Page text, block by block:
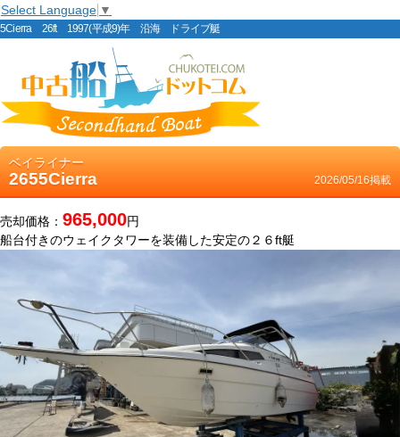
Select Language ▼
5Cierra 26ft 1997(平成9)年 沿海 ドライブ艇
ベイライナー
2655Cierra 2026/05/16掲載
売却価格： 965,000円
船台付きのウェイクタワーを装備した安定の２６ft艇